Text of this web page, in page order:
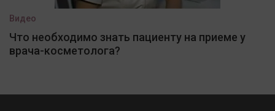
Видео
Что необходимо знать пациенту на приеме у
врача-косметолога?